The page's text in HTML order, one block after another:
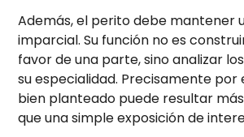
Además, el perito debe mantener
imparcial. Su función no es
favor de una parte, sino analizar
su especialidad. Precisamente por
bien planteado puede resultar
que una simple exposición de